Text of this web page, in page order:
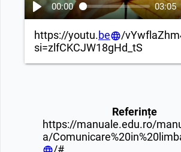
00:00 03:05
https://youtu.be
/
si=zlfCKCJW18gHd_tS
Referințe
https://manuale.edu.ro/
a/
/#